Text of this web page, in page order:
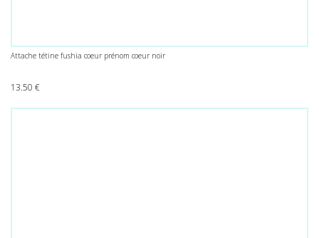
Attache tétine fushia coeur prénom coeur noir
13.50 €